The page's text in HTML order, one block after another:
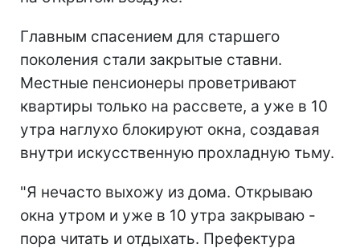
Главным спасением для старшего
поколения стали закрытые ставни.
Местные пенсионеры проветривают
квартиры только на рассвете, а уже в 10
утра наглухо блокируют окна, создавая
внутри искусственную прохладную тьму.
"Я нечасто выхожу из дома. Открываю
окна утром и уже в 10 утра закрываю -
пора читать и отдыхать. Префектура